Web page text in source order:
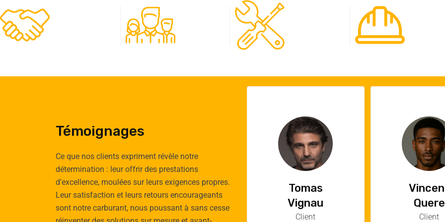
Témoignages
Ce que nos clients expriment révèle notre
détermination : leur offrir des prestations
d'excellence, moulées sur leurs exigences propres.
Leur satisfaction et leurs retours encourageants
sont notre carburant, nous poussant à sans cesse
Emilie
Cauchy
Cliente
Tomas
Vignau
Client
Vincent
Quere
Client
Emilie
Cauchy
Cliente